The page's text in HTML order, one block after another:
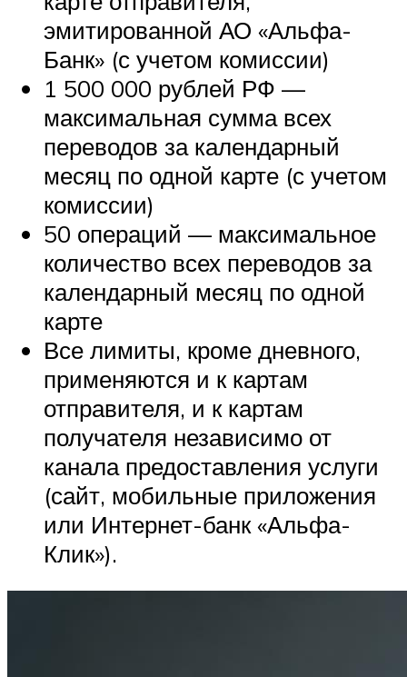
эмитированной АО «Альфа-
Банк» (с учетом комиссии)
1 500 000 рублей РФ —
максимальная сумма всех
переводов за календарный
месяц по одной карте (с учетом
комиссии)
50 операций — максимальное
количество всех переводов за
календарный месяц по одной
карте
Все лимиты, кроме дневного,
применяются и к картам
отправителя, и к картам
получателя независимо от
канала предоставления услуги
(сайт, мобильные приложения
или Интернет-банк «Альфа-
Клик»).